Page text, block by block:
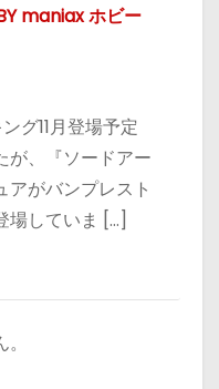
maniax ホビー
グ11月登場予定
が、『ソードアー
がバンプレスト
場していま […]